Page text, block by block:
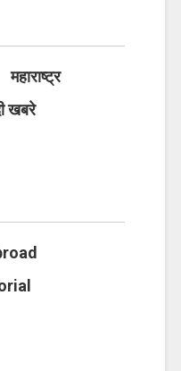
महाराष्ट्र
खबरे